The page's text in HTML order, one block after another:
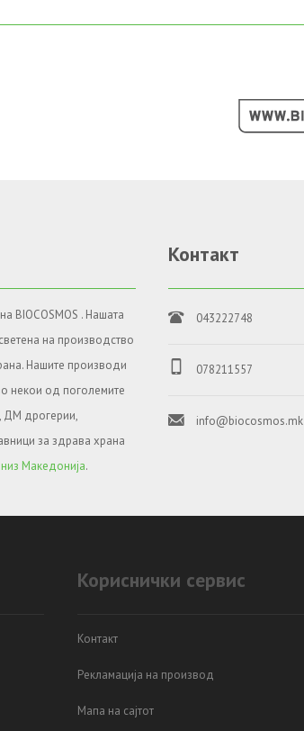
BIOCOSMOS . Нашата
на производство
Нашите производи
некои од поголемите
ДМ дрогерии,
за здрава храна
Македонија.
Контакт
043222748
078211557
info@biocosmos.mk
Кориснички сервис
Контакт
Рекламација на производ
Мапа на сајтот